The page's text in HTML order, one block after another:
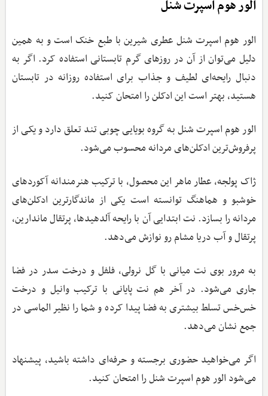
الور هوم اسپرت شنل
الور هوم اسپرت شنل عطری شیرین با طبع خنک است و به همین
دلیل می‌توان از آن در روزهای گرم تابستانی استفاده کرد. اگر به
دنبال رایحه‌ای لطیف و جذاب برای استفاده روزانه در تابستان
هستید، بهتر است این ادکلن را امتحان کنید.
الور هوم اسپرت شنل به گروه بویایی چوبی تند تعلق دارد و یکی از
پرفروش‌ترین ادکلن‌های مردانه محسوب می‌شود.
ژاک پولجه، عطار ماهر این محصول، با ترکیب هنرمندانه آکوردهای
خوشبو و هماهنگ توانسته است یکی از ماندگارترین ادکلن‌های
مردانه را بسازد‌. نت ابتدایی آن با رایحه آلدهیدها، پرتقال ماندارین،
پرتقال و آب دریا مشام رو نوازش می‌دهد.
به مرور بوی نت میانی با گل نرولی، فلفل و درخت سدر در فضا
جاری می‌شود. در آخر هم نت پایانی با ترکیب وانیل و درخت
خس‌خس تسلط بیشتری به فضا پیدا کرده و شما را نظیر الماسی در
جمع نشان می‌دهد.
اگر می‌خواهید حضوری برجسته و حرفه‌ای داشته باشید، پیشنهاد
می‌شود الور هوم اسپرت شنل را امتحان کنید.